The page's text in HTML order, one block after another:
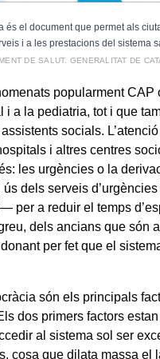
és el document que permet als
i a les prestacions del sistema
DE SALUT. GENERALITAT DE
popularment
a la pediatria, tot i que
socials.
i altres centres
les urgències o la
ús dels serveis
per a reduir el temps
dels ancians que són
per fet que el
són els principals
dos primers factors
al sistema sol ser
cosa que dilata massa el